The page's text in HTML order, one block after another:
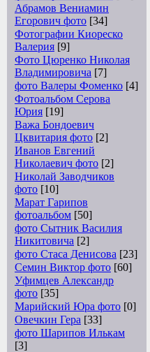
Абрамов Вениамин
Егорович фото [34]
Фотографии Киореско
Валерия [9]
Фото Цюренко Николая
Владимировича [7]
фото Валеры Фоменко [4]
Фотоальбом Серова
Юрия [19]
Важа Бондоевич
Цквитария фото [2]
Иванов Евгений
Николаевич фото [2]
Николай Заводчиков
фото [10]
Марат Гарипов
фотоальбом [50]
фото Сытник Василия
Никитовича [2]
фото Стаса Денисова [23]
Семин Виктор фото [60]
Уфимцев Александр
фото [35]
Марийский Юра фото [0]
Овечкин Гера [33]
фото Шарипов Илькам
[3]